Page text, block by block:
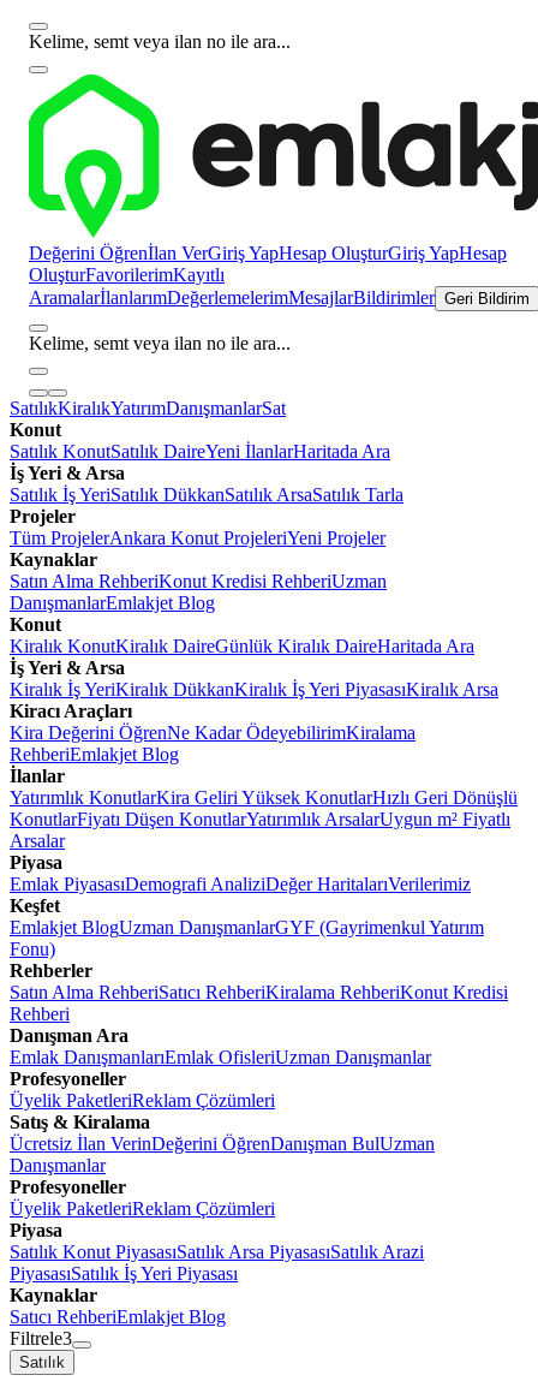
Kelime, semt veya ilan no ile ara...
Değerini Öğrenİlan VerGiriş YapHesap OluşturGiriş YapHesap
OluşturFavorilerimKayıtlı
AramalarİlanlarımDeğerlemelerimMesajlarBildirimler Geri Bildirim
Kelime, semt veya ilan no ile ara...
SatılıkKiralıkYatırımDanışmanlarSat
Konut
Satılık KonutSatılık DaireYeni İlanlarHaritada Ara
İş Yeri & Arsa
Satılık İş YeriSatılık DükkanSatılık ArsaSatılık Tarla
Projeler
Tüm ProjelerAnkara Konut ProjeleriYeni Projeler
Kaynaklar
Satın Alma RehberiKonut Kredisi RehberiUzman
DanışmanlarEmlakjet Blog
Konut
Kiralık KonutKiralık DaireGünlük Kiralık DaireHaritada Ara
İş Yeri & Arsa
Kiralık İş YeriKiralık DükkanKiralık İş Yeri PiyasasıKiralık Arsa
Kiracı Araçları
Kira Değerini ÖğrenNe Kadar ÖdeyebilirimKiralama
RehberiEmlakjet Blog
İlanlar
Yatırımlık KonutlarKira Geliri Yüksek KonutlarHızlı Geri Dönüşlü
KonutlarFiyatı Düşen KonutlarYatırımlık ArsalarUygun m² Fiyatlı
Arsalar
Piyasa
Emlak PiyasasıDemografi AnaliziDeğer HaritalarıVerilerimiz
Keşfet
Emlakjet BlogUzman DanışmanlarGYF (Gayrimenkul Yatırım
Fonu)
Rehberler
Satın Alma RehberiSatıcı RehberiKiralama RehberiKonut Kredisi
Rehberi
Danışman Ara
Emlak DanışmanlarıEmlak OfisleriUzman Danışmanlar
Profesyoneller
Üyelik PaketleriReklam Çözümleri
Satış & Kiralama
Ücretsiz İlan VerinDeğerini ÖğrenDanışman BulUzman
Danışmanlar
Profesyoneller
Üyelik PaketleriReklam Çözümleri
Piyasa
Satılık Konut PiyasasıSatılık Arsa PiyasasıSatılık Arazi
PiyasasıSatılık İş Yeri Piyasası
Kaynaklar
Satıcı RehberiEmlakjet Blog
Filtrele3
Satılık